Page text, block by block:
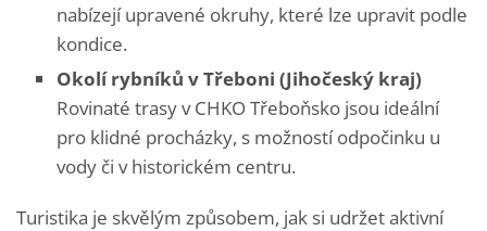
nabízejí upravené okruhy, které lze upravit podle
kondice.
Okolí rybníků v Třeboni (Jihočeský kraj)
Rovinaté trasy v CHKO Třeboňsko jsou ideální
pro klidné procházky, s možností odpočinku u
vody či v historickém centru.
Turistika je skvělým způsobem, jak si udržet aktivní